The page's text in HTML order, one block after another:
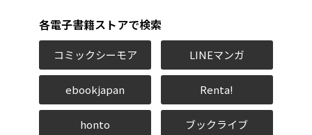
各電子書籍ストアで検索
コミックシーモア LINEマンガ
ebookjapan Renta!
honto ブックライブ